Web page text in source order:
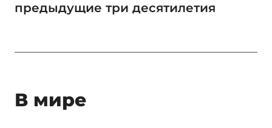
предыдущие три десятилетия
В мире